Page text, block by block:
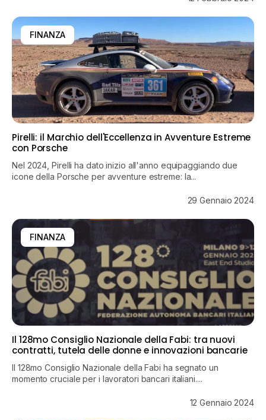
FINANZA
Pirelli: il Marchio dell'Eccellenza in Avventure Estreme
con Porsche
Nel 2024, Pirelli ha dato inizio all'anno equipaggiando due
icone della Porsche per avventure estreme: la...
29 Gennaio 2024
FINANZA
Il 128mo Consiglio Nazionale della Fabi: tra nuovi
contratti, tutela delle donne e innovazioni bancarie
Il 128mo Consiglio Nazionale della Fabi ha segnato un
momento cruciale per i lavoratori bancari italiani....
12 Gennaio 2024